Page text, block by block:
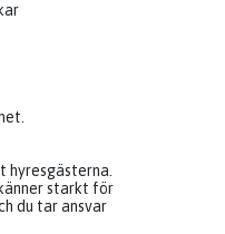
hyresgästerna.
starkt för
du tar ansvar